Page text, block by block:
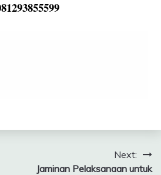
Next:
Jaminan Pelaksanaan untuk